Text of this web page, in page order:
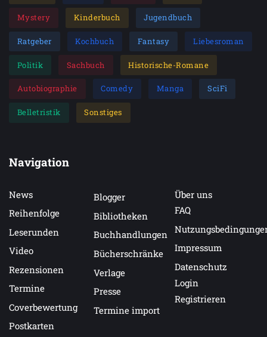
Mystery Kinderbuch Jugendbuch
Ratgeber Kochbuch Fantasy Liebesroman
Politik Sachbuch Historische-Romane
Autobiographie Comedy Manga SciFi
Belletristik Sonstiges
Navigation
News
Reihenfolge
Leserunden
Video
Rezensionen
Termine
Coverbewertung
Postkarten
Blogger
Bibliotheken
Buchhandlungen
Bücherschränke
Verlage
Presse
Termine import
Über uns
FAQ
Impressum
Datenschutz
Login
Registrieren